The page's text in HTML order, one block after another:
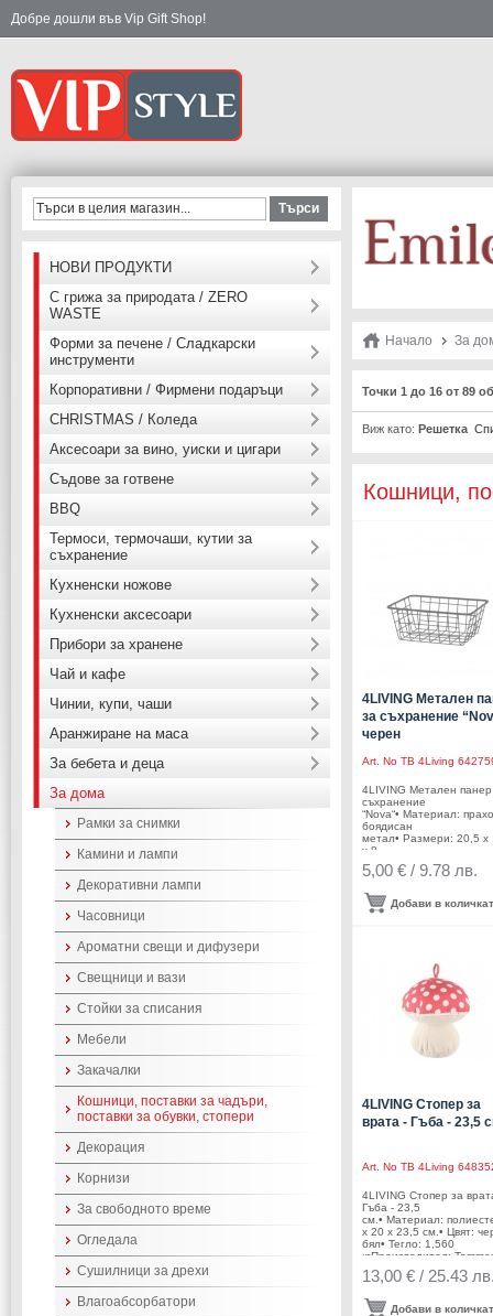
Добре дошли във Vip Gift Shop!
Начало За
Точки 1 до 16 от 89
Виж като: Решетка
Кошници,
4LIVING Металeн
за съхранение
черен
Art. No TB 4Living
4LIVING Металeн панер
съхранение
“Nova“• Материал:
боядисан
метал• Размери: 20,5 х
х 8
см.• Цвят: черен•
кг• Не е подходящ за
машинаПроизводител:
Brands/ Финландия
5,00 € / 9.78 лв.
Добави в
4LIVING Стопер за
врата - Гъба - 23,5
Art. No TB 4Living
4LIVING Стопер за
Гъба - 23,5
см.• Материал:
х 20 х 23,5 см.• Цвят:
бял• Тегло: 1,560
кгПроизводител: Tammer
Brands/ Финландия
13,00 € / 25.43
Добави в
Търси
НОВИ ПРОДУКТИ
С грижа за природата / ZERO
WASTE
Форми за печене / Сладкарски
инструменти
Корпоративни / Фирмени подаръци
CHRISTMAS / Коледа
Аксесоари за вино, уиски и цигари
Съдове за готвене
BBQ
Термоси, термочаши, кутии за
съхранение
Кухненски ножове
Кухненски аксесоари
Прибори за хранене
Чай и кафе
Чинии, купи, чаши
Аранжиране на маса
За бебета и деца
За дома
Рамки за снимки
Камини и лампи
Декоративни лампи
Часовници
Ароматни свещи и дифузери
Свещници и вази
Стойки за списания
Мебели
Закачалки
Кошници, поставки за чадъри,
поставки за обувки, стопери
Декорация
Корнизи
За свободното време
Огледала
Сушилници за дрехи
Влагоабсорбатори